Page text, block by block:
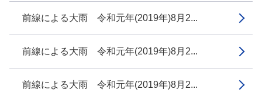
前線による大雨 令和元年(2019年)8月2...
前線による大雨 令和元年(2019年)8月2...
前線による大雨 令和元年(2019年)8月2...